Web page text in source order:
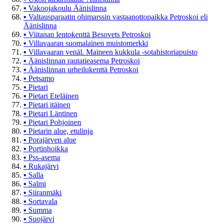
▪ Vakoojakoulu Äänislinna
▪ Valtausparaatin ohimarssin vastaanottopaikka Petroskoi eli
Äänislinna
▪ Viitanan lentokenttä Besovets Petroskoi
▪ Villavaaran suomalainen muistomerkki
▪ Villavaaran venäl. Maineen kukkula -sotahistoriapuisto
▪ Äänislinnan rautatieasema Petroskoi
▪ Äänislinnan urheilukenttä Petroskoi
▪ Petsamo
▪ Pietari
▪ Pietari Eteläinen
▪ Pietari itäinen
▪ Pietari Läntinen
▪ Pietari Pohjoinen
▪ Pietarin alue, etulinja
▪ Porajärven alue
▪ Portinhoikka
▪ Pss-asema
▪ Rukajärvi
▪ Salla
▪ Salmi
▪ Siiranmäki
▪ Sortavala
▪ Summa
▪ Suojärvi